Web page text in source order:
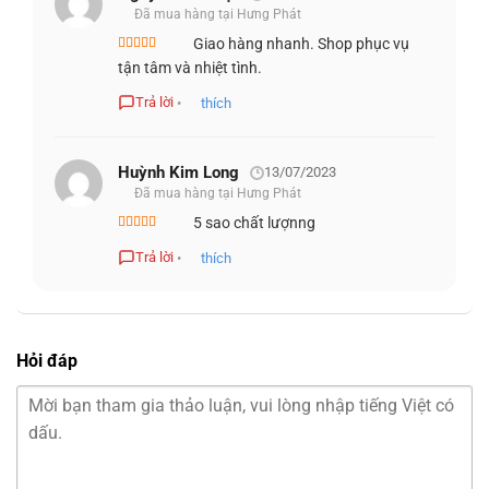
chơi hay khi làm việc với các tài liệu đồ họa.
gian hiển thị, tạo cảm giác rộng rãi hơn cho người dùng.
Điều này đặc biệt hữu ích khi bạn cần làm việc với nhiều
cửa sổ cùng lúc hoặc khi tham gia các cuộc họp trực
tuyến.
Đã mua hàng tại Hưng Phát
Được xếp
hạng55 sao
Giao hàng nhanh. Shop phục vụ
tận tâm và nhiệt tình.
Trả lời • thích
Huỳnh Kim Long 13/07/2023
Đã mua hàng tại Hưng Phát
hạng55 sao
5 sao chất lượnng
Trả lời • thích
Hỏi đáp